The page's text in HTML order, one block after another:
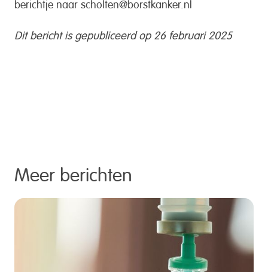
berichtje naar scholten@borstkanker.nl
Dit bericht is gepubliceerd op 26 februari 2025
Meer berichten